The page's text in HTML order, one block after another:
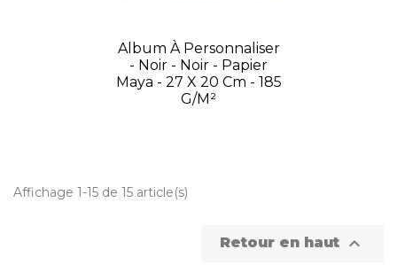
Album À Personnaliser
- Noir - Noir - Papier
Maya - 27 X 20 Cm - 185
G/m²
Affichage 1-15 de 15 article(s)
Retour en haut 